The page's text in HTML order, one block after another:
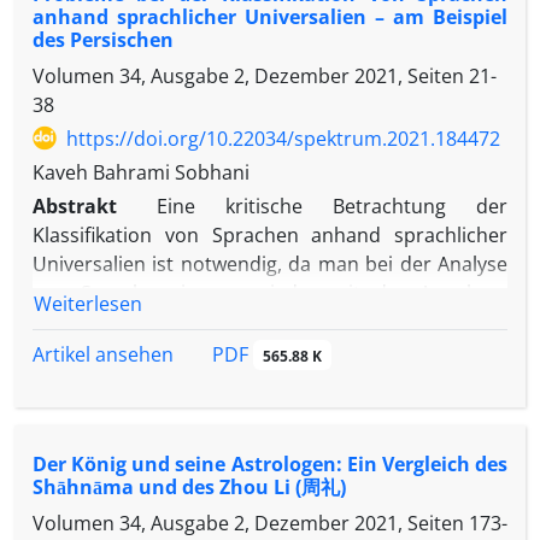
Voraussetzungen für den Pan-Islamismus und den
politischen Islam im Iran schufen.
(fremde oder Lehnwortpaare). Dies unterscheidet
sich natürlich von den zufälligen
Übereinstimmungen, die normalerweise nur im
formalen Bereich gesucht werden, wie zum Beispiel
bei den falschen Freunden oder bestimmten
Lautmalereien und Interjektionen. Darüber hinaus
gibt es einen selten erforschten Fall, der zwischen
den gemeinsamen ererbten und Lehnwörtern eines
Sprachpaares in der etymologischen Forschung
intralinguales hybrides Wort geht, das gleichzeitig
aus erblichen und entlehnten oder
aus einer sprachpaarbezogenen Perspektive
betrachten, handelt es sich um interlinguale
hybride Wortpaare, die einerseits in jeder einzelnen
anhand sprachlicher Universalien – am Beispiel
des Persischen
Volumen 34, Ausgabe 2, Dezember 2021, Seiten 21-
38
https://doi.org/10.22034/spektrum.2021.184472
Kaveh Bahrami Sobhani
Abstrakt
Eine kritische Betrachtung der
Klassifikation von Sprachen anhand sprachlicher
Universalien ist notwendig, da man bei der Analyse
von Sprachen immer wieder mit der Annahme
der Wortstellung SOV-Postpositionen aufweisen
Relativsätzen erlauben. In diesem Artikel wird
Gegenbeispiel zu solchen Verallgemeinerungen
darstellt. Am Beispiel des Persischen wird zudem
untersucht, ob sich diese Methode der
Weiterlesen
Artikel ansehen
PDF 565.88 K
Der König und seine Astrologen: Ein Vergleich des
Shāhnāma und des Zhou Li (周礼)
Volumen 34, Ausgabe 2, Dezember 2021, Seiten 173-